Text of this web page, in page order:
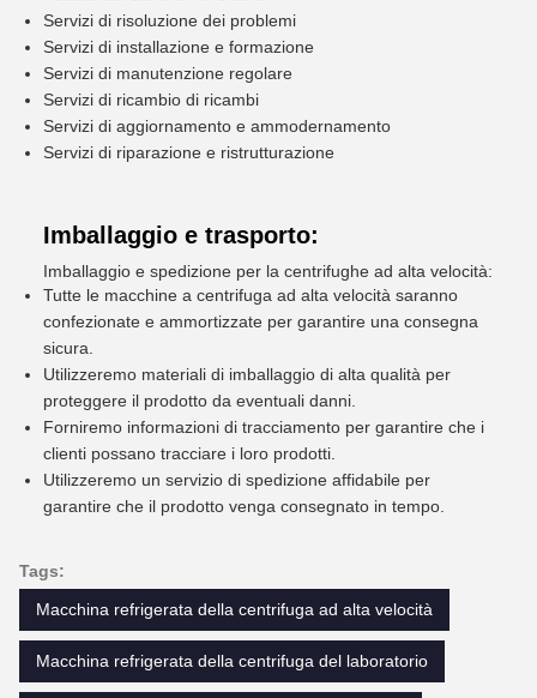
Servizi di risoluzione dei problemi
Servizi di installazione e formazione
Servizi di manutenzione regolare
Servizi di ricambio di ricambi
Servizi di aggiornamento e ammodernamento
Servizi di riparazione e ristrutturazione
Imballaggio e trasporto:
Imballaggio e spedizione per la centrifughe ad alta velocità:
Tutte le macchine a centrifuga ad alta velocità saranno
confezionate e ammortizzate per garantire una consegna
sicura.
Utilizzeremo materiali di imballaggio di alta qualità per
proteggere il prodotto da eventuali danni.
Forniremo informazioni di tracciamento per garantire che i
clienti possano tracciare i loro prodotti.
Utilizzeremo un servizio di spedizione affidabile per
garantire che il prodotto venga consegnato in tempo.
Tags:
Macchina refrigerata della centrifuga ad alta velocità
Macchina refrigerata della centrifuga del laboratorio